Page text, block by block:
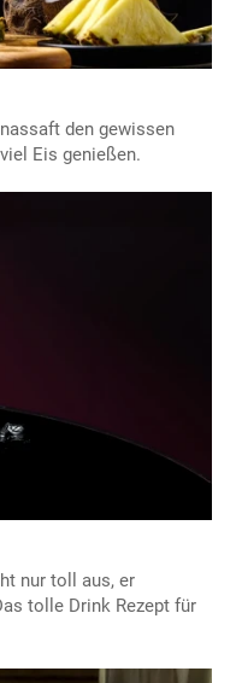
den gewissen
Eis genießen.
nur toll aus, er
tolle Drink Rezept für